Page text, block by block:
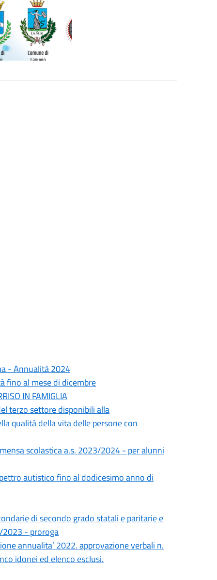
- Annualità 2024
fino al mese di dicembre
IN FAMIGLIA
terzo settore disponibili alla
qualità della vita delle persone con
scolastica a.s. 2023/2024 - per alunni
autistico fino al dodicesimo anno di
di secondo grado statali e paritarie e
- proroga
annualita’ 2022. approvazione verbali n.
idonei ed elenco esclusi.